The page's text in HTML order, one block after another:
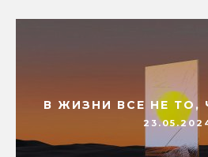
В ЖИЗНИ ВСЕ НЕ ТО,